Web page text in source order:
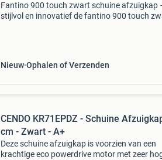
Fantino 900 touch zwart schuine afzuigkap
stijlvol en innovatief de fantino 900 touch
Nieuw Ophalen of Verzenden
CENDO KR71EPDZ - Schuine
cm - Zwart - A+
Deze schuine afzuigkap is voorzien van een
krachtige eco powerdrive motor met zeer